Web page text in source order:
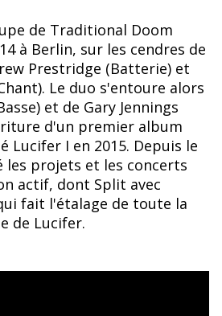
de Traditional Doom
à Berlin, sur les cendres de
Prestridge (Batterie) et
Le duo s'entoure alors
et de Gary Jennings
d'un premier album
Lucifer I en 2015. Depuis le
les projets et les concerts
actif, dont Split avec
fait l'étalage de toute la
de Lucifer.